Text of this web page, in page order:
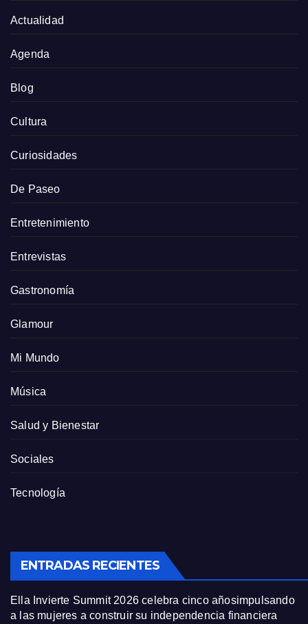
Actualidad
Agenda
Blog
Cultura
Curiosidades
De Paseo
Entretenimiento
Entrevistas
Gastronomía
Glamour
Mi Mundo
Música
Salud y Bienestar
Sociales
Tecnología
ENTRADAS RECIENTES
Ella Invierte Summit 2026 celebra cinco añosimpulsando
a las mujeres a construir su independencia financiera